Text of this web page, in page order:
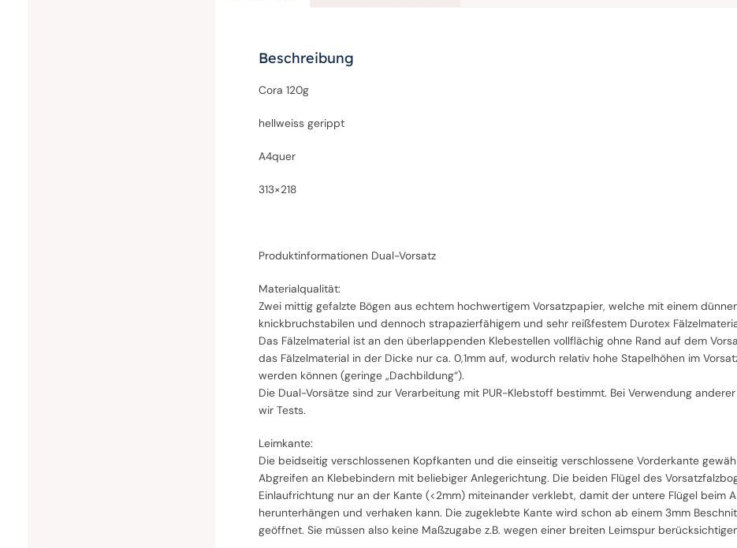
Beschreibung
Cora 120g
hellweiss gerippt
A4quer
313×218
Produktinformationen Dual-Vorsatz
Materialqualität:
Zwei mittig gefalzte Bögen aus echtem hochwertigem Vorsatzpapier, welche mit einem
knickbruchstabilen und dennoch strapazierfähigem und sehr reißfestem Durotex
Das Fälzelmaterial ist an den überlappenden Klebestellen vollflächig ohne Rand auf dem
das Fälzelmaterial in der Dicke nur ca. 0,1mm auf, wodurch relativ hohe Stapelhöhen im
werden können (geringe „Dachbildung“).
Die Dual-Vorsätze sind zur Verarbeitung mit PUR-Klebstoff bestimmt. Bei Verwendung
wir Tests.
Leimkante:
Die beidseitig verschlossenen Kopfkanten und die einseitig verschlossene Vorderkante
Abgreifen an Klebebindern mit beliebiger Anlegerichtung. Die beiden Flügel des
Einlaufrichtung nur an der Kante (<2mm) miteinander verklebt, damit der untere Flügel beim
herunterhängen und verhaken kann. Die zugeklebte Kante wird schon ab einem 3mm
geöffnet. Sie müssen also keine Maßzugabe z.B. wegen einer breiten Leimspur